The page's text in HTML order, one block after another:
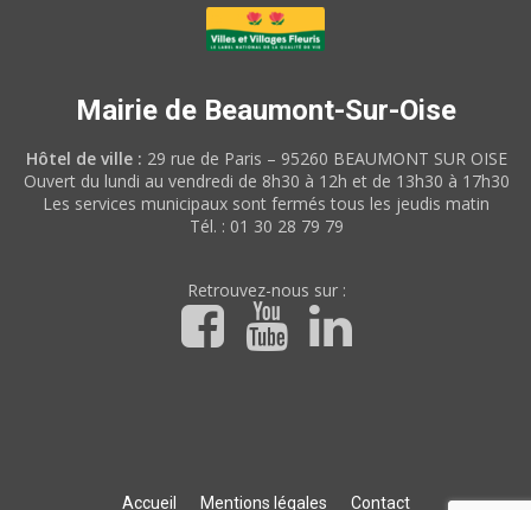
Mairie de Beaumont-Sur-Oise
Hôtel de ville : 29 rue de Paris – 95260 BEAUMONT SUR OISE
Ouvert du lundi au vendredi de 8h30 à 12h et de 13h30 à 17h30
Les services municipaux sont fermés tous les jeudis matin
Tél. : 01 30 28 79 79
Retrouvez-nous sur :
Accueil Mentions légales Contact